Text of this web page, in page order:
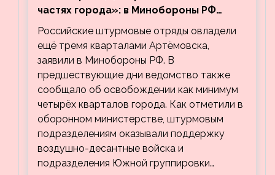
частях города»: в Минобороны РФ
заявили об освобождении ещё трёх
кварталов Артёмовска
Российские штурмовые отряды овладели
ещё тремя кварталами Артёмовска,
заявили в Минобороны РФ. В
предшествующие дни ведомство также
сообщало об освобождении как минимум
четырёх кварталов города. Как отметили в
оборонном министерстве, штурмовым
подразделениям оказывали поддержку
воздушно-десантные войска и
подразделения Южной группировки…